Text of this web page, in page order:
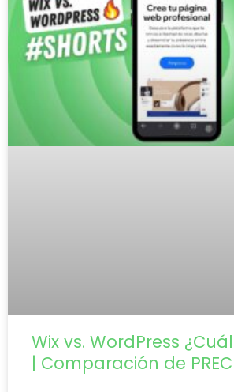
Wix vs. WordPress
| Comparación de